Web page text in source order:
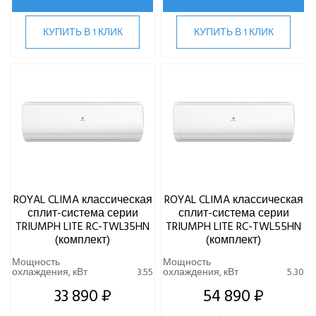
Haier
Hisense
IGC
Kitano
Lessar
LG
Marsa
MDV
Mitsubishi Heavy Industries
MITSUDAI
КУПИТЬ В 1 КЛИК КУПИТЬ В 1 КЛИК
ROYAL CLIMA классическая
сплит-система серии
TRIUMPH LITE RC-TWL35HN
(комплект)
Мощность
охлаждения, кВт 3.55
33 890 ₽
ROYAL CLIMA классическая
сплит-система серии
TRIUMPH LITE RC-TWL55HN
(комплект)
Мощность
охлаждения, кВт 5.30
54 890 ₽